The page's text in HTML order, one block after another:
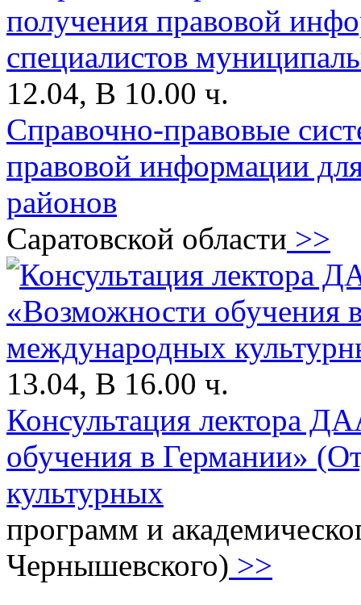
12.04, В 10.00 ч.
Справочно-правовые
правовой информации
районов
Саратовской области >>
13.04, В 16.00 ч.
Консультация лектора
обучения в Германии»
культурных
программ и
Чернышевского) >>